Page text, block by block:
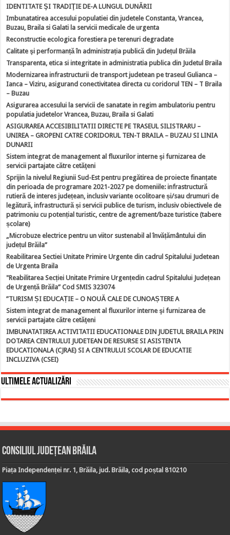
IDENTITATE ŞI TRADIŢIE DE-A LUNGUL DUNĂRII
Imbunatatirea accesului populatiei din judetele Constanta, Vrancea,
Buzau, Braila si Galati la servicii medicale de urgenta
Reconstructie ecologica forestiera pe terenuri degradate
Calitate şi performanță în administrația publică din Județul Brăila
Transparenta, etica si integritate in administratia publica din Judetul Braila
Modernizarea infrastructurii de transport judetean pe traseul Gulianca –
Ianca – Viziru, asigurand conectivitatea directa cu coridorul TEN – T Braila
– Buzau
Asigurarea accesului la servicii de sanatate in regim ambulatoriu pentru
populatia judetelor Vrancea, Buzau, Braila si Galati
ASIGURAREA ACCESIBILITATII DIRECTE PE TRASEUL SILISTRARU –
UNIREA – GROPENI CATRE CORIDORUL TEN-T BRAILA – BUZAU SI LINIA
DUNARII
Sistem integrat de management al fluxurilor interne şi furnizarea de
servicii partajate către cetăţeni
Sprijin la nivelul Regiunii Sud-Est pentru pregătirea de proiecte finanțate
din perioada de programare 2021-2027 pe domeniile: infrastructură
rutieră de interes județean, inclusiv variante ocolitoare și/sau drumuri de
legătură, infrastructură și servicii publice de turism, inclusiv obiectivele de
patrimoniu cu potențial turistic, centre de agrement/baze turistice (tabere
școlare)
„Microbuze electrice pentru un viitor sustenabil al învățământului din
județul Brăila”
Reabilitarea Sectiei Unitate Primire Urgente din cadrul Spitalului Judetean
de Urgenta Braila
"Reabilitarea Secției Unitate Primire Urgențedin cadrul Spitalului Județean
de Urgență Brăila” Cod SMIS 323074
”TURISM ȘI EDUCAȚIE – O NOUĂ CALE DE CUNOAȘTERE A
Sistem integrat de management al fluxurilor interne şi furnizarea de
servicii partajate către cetăţeni
IMBUNATATIREA ACTIVITATII EDUCATIONALE DIN JUDETUL BRAILA PRIN
DOTAREA CENTRULUI JUDETEAN DE RESURSE SI ASISTENTA
EDUCATIONALA (CJRAE) SI A CENTRULUI SCOLAR DE EDUCATIE
INCLUZIVA (CSEI)
Ultimele actualizări
Consiliul Județean Brăila
Piața Independenței nr. 1, Brăila, jud. Brăila, cod poștal 810210